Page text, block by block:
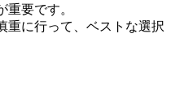
要です。
重に行って、ベストな選択